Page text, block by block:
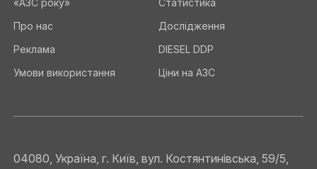
«АЗС року»
Про нас
Реклама
Умови використання
Статистика
Дослідження
DIESEL DDP
Ціни на АЗС
04080, Україна, г. Київ, вул. Костянтинівська, 59/5,